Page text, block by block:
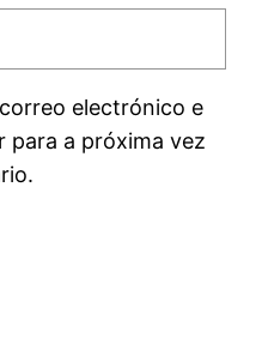
electrónico e
para a próxima vez